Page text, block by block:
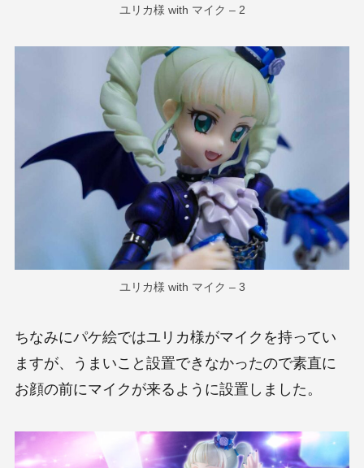
ユリカ様 with マイク – 2
ユリカ様 with マイク – 3
ちなみにパケ絵ではユリカ様がマイクを持ってい
ますが、うまいこと設置できなかったので素直に
お顔の前にマイクが来るように設置しました。